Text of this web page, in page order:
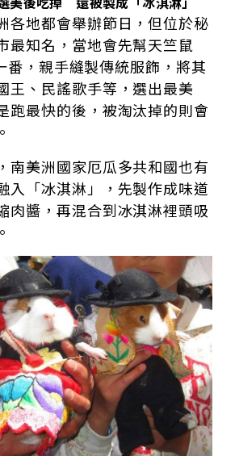
各地都會舉辦節日，但位於秘
最知名，當地會先幫天竺鼠
番，親手縫製傳統服飾，將其
王、民謠歌手等，選出最美
跑最快的後，被淘汰掉的則會
南美洲國家厄瓜多共和國也有
入「冰淇淋」，先製作成味道
肉醬，再混合到冰淇淋裡頭吸